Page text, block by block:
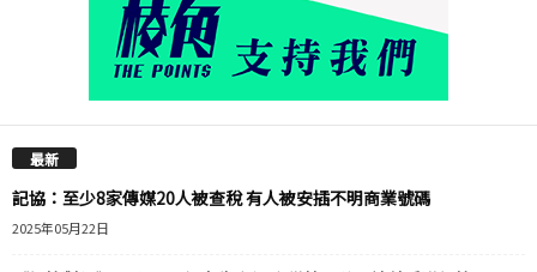
最新
記協：至少8家傳媒20人被查稅 有人被安插不明商業號碼
2025年05月22日